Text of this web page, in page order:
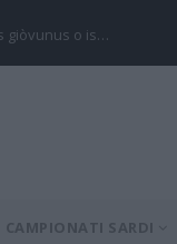
giòvunus o is…
CAMPIONATI SARDI